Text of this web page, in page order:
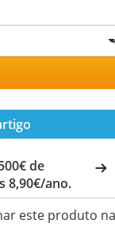
de
8,90€/ano.
este produto na